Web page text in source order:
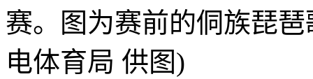
赛。图为赛前的侗族琵
电体育局 供图)